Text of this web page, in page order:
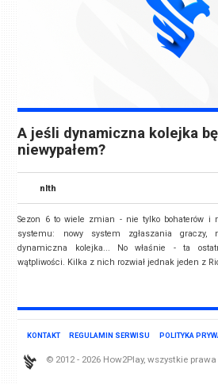
A jeśli dynamiczna kolejka
niewypałem?
nlth
Sezon 6 to wiele zmian - nie tylko bohaterów i
systemu: nowy system zgłaszania graczy,
dynamiczna kolejka... No właśnie - ta
wątpliwości. Kilka z nich rozwiał jednak jeden z
KONTAKT REGULAMIN SERWISU POLITYKA
© 2012 - 2026 How2Play, wszystkie